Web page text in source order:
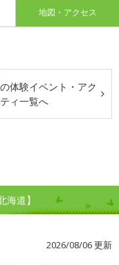
地図・アクセス
の体験イベント・アク
ィ一覧へ
道】
2026/08/06 更新